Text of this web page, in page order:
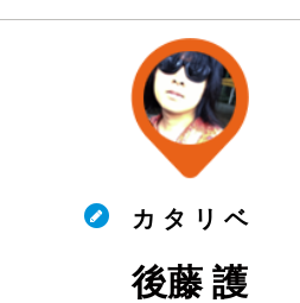
カ タ リ ベ
後藤 護